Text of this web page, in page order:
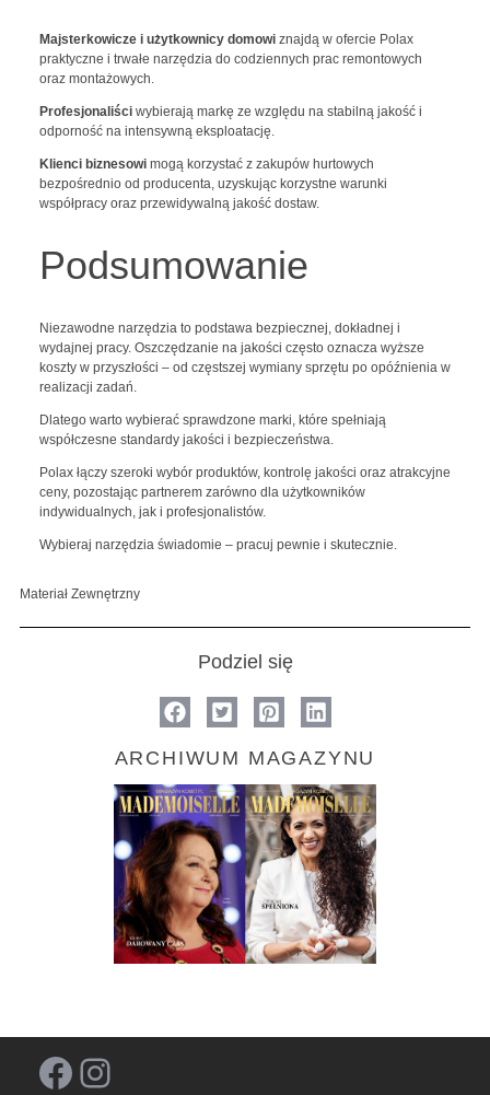
Majsterkowicze i użytkownicy domowiznajdą w ofercie Polax
praktyczne i trwałe narzędzia do codziennych prac remontowych
oraz montażowych.
Profesjonaliściwybierają markę ze względu na stabilną jakość i
odporność na intensywną eksploatację.
Klienci biznesowimogą korzystać z zakupów hurtowych
bezpośrednio od producenta, uzyskując korzystne warunki
współpracy oraz przewidywalną jakość dostaw.
Podsumowanie
Niezawodne narzędzia to podstawa bezpiecznej, dokładnej i
wydajnej pracy. Oszczędzanie na jakości często oznacza wyższe
koszty w przyszłości – od częstszej wymiany sprzętu po opóźnienia w
realizacji zadań.
Dlatego warto wybierać sprawdzone marki, które spełniają
współczesne standardy jakości i bezpieczeństwa.
Polax łączy szeroki wybór produktów, kontrolę jakości oraz atrakcyjne
ceny, pozostając partnerem zarówno dla użytkowników
indywidualnych, jak i profesjonalistów.
Wybieraj narzędzia świadomie – pracuj pewnie i skutecznie.
Materiał Zewnętrzny
Podziel się
ARCHIWUM MAGAZYNU
Facebook Instagram